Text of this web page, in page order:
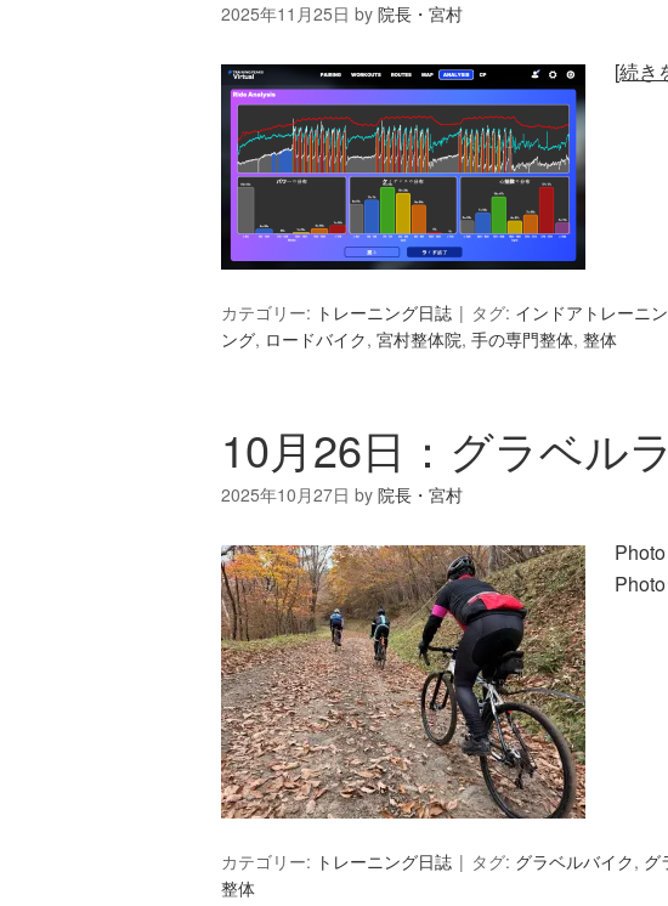
2025年11月25日 by 院長・宮村
[続き
カテゴリー: トレーニング日誌 タグ: インドアトレーニ
ング, ロードバイク, 宮村整体院, 手の専門整体, 整体
10月26日：グラベル
2025年10月27日 by 院長・宮村
カテゴリー: トレーニング日誌 タグ: グラベルバイク, グ
整体